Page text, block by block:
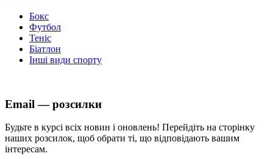
Бокс
Футбол
Теніс
Біатлон
Інші види спорту
Email — розсилки
Будьте в курсі всіх новин і оновлень! Перейдіть на сторінку
наших розсилок, щоб обрати ті, що відповідають вашим
інтересам.